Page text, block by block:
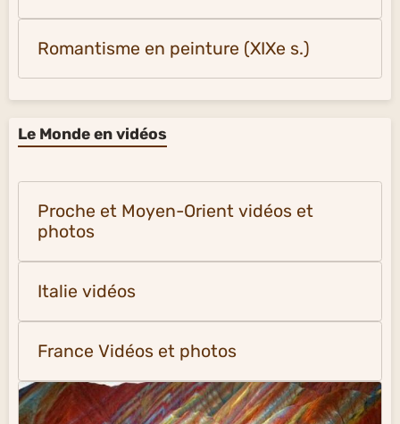
Romantisme en peinture (XIXe s.)
Le Monde en vidéos
Proche et Moyen-Orient vidéos et
photos
Italie vidéos
France Vidéos et photos